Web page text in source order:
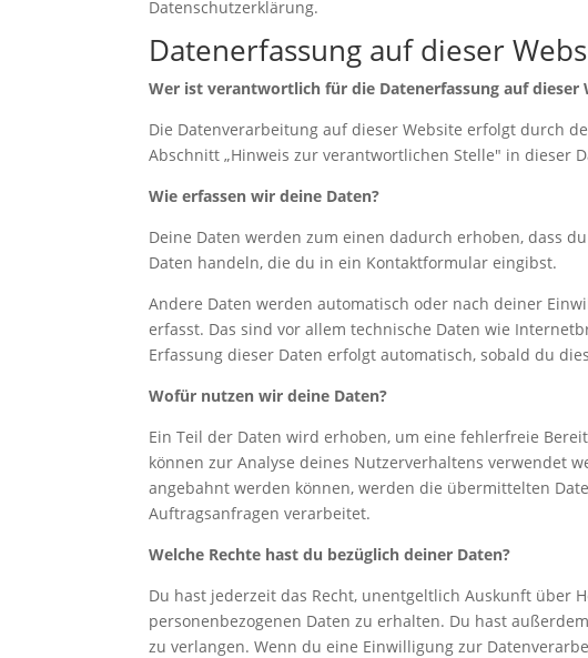
Datenschutzerklärung.
Datenerfassung auf dieser
Wer ist verantwortlich für die Datenerfassung auf dieser
Die Datenverarbeitung auf dieser Website erfolgt durch
Abschnitt „Hinweis zur verantwortlichen Stelle" in dieser
Wie erfassen wir deine Daten?
Deine Daten werden zum einen dadurch erhoben, dass
Daten handeln, die du in ein Kontaktformular eingibst.
Andere Daten werden automatisch oder nach deiner
erfasst. Das sind vor allem technische Daten wie
Erfassung dieser Daten erfolgt automatisch, sobald du
Wofür nutzen wir deine Daten?
Ein Teil der Daten wird erhoben, um eine fehlerfreie
können zur Analyse deines Nutzerverhaltens verwendet
angebahnt werden können, werden die übermittelten
Auftragsanfragen verarbeitet.
Welche Rechte hast du bezüglich deiner Daten?
Du hast jederzeit das Recht, unentgeltlich Auskunft über
personenbezogenen Daten zu erhalten. Du hast
zu verlangen. Wenn du eine Einwilligung zur